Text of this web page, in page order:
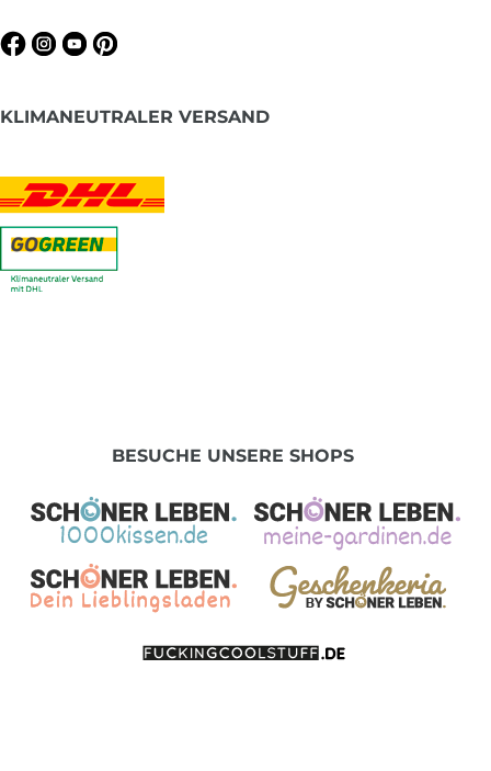
KLIMANEUTRALER VERSAND
BESUCHE UNSERE SHOPS